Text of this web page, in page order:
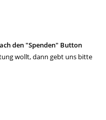
den "Spenden" Button
wollt, dann gebt uns bitte